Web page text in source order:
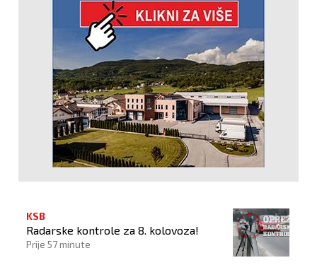
KSB
Radarske kontrole za 8. kolovoza!
Prije 57 minute